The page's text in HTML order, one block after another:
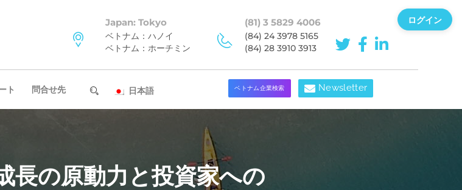
Japan: Tokyo
ベトナム：ハノイ
ベトナム：ホーチミン
(81) 3 5829 4006
(84) 24 3978 5165
(84) 28 3910 3913
ト 問合せ先 日本語 ベトナム企業検索 Newsletter
長の原動力と投資家への
ログイン